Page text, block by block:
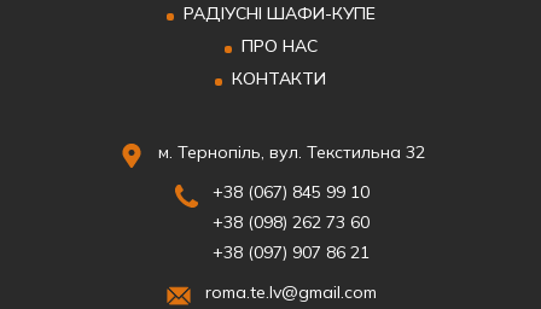
РАДІУСНІ ШАФИ-КУПЕ
ПРО НАС
КОНТАКТИ
м. Тернопіль, вул. Текстильна 32
+38 (067) 845 99 10
+38 (098) 262 73 60
+38 (097) 907 86 21
roma.te.lv@gmail.com